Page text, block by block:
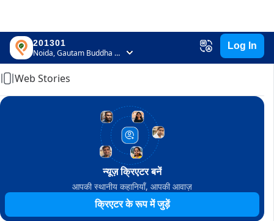
201301
Noida, Gautam Buddha Nagar, Uttar Pradesh
Log In
Home
Web Stories
न्यूज़ क्रिएटर बनें
आपकी स्थानीय कहानियाँ, आपकी आवाज़
क्रिएटर के रूप में जुड़ें